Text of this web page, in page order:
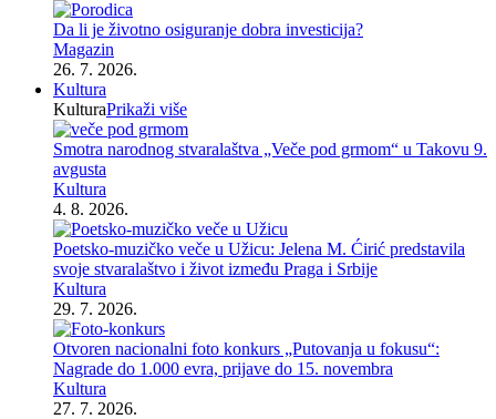
Da li je životno osiguranje dobra investicija?
Magazin
26. 7. 2026.
Kultura
KulturaPrikaži više
Smotra narodnog stvaralaštva „Veče pod grmom“ u Takovu 9.
avgusta
Kultura
4. 8. 2026.
Poetsko-muzičko veče u Užicu: Jelena M. Ćirić predstavila
svoje stvaralaštvo i život između Praga i Srbije
Kultura
29. 7. 2026.
Otvoren nacionalni foto konkurs „Putovanja u fokusu“:
Nagrade do 1.000 evra, prijave do 15. novembra
Kultura
27. 7. 2026.